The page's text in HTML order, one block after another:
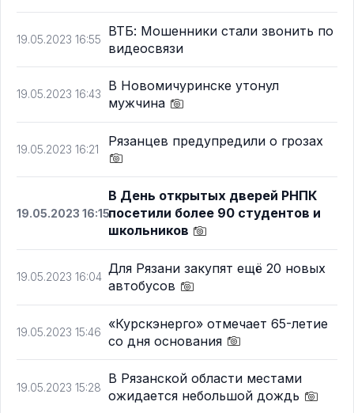
19.05.2023 16:55
ВТБ: Мошенники стали звонить по
видеосвязи
19.05.2023 16:43
В Новомичуринске утонул
мужчина
19.05.2023 16:21
Рязанцев предупредили о грозах
19.05.2023 16:15
В День открытых дверей РНПК
посетили более 90 студентов и
школьников
19.05.2023 16:04
Для Рязани закупят ещё 20 новых
автобусов
19.05.2023 15:46
«Курскэнерго» отмечает 65-летие
со дня основания
19.05.2023 15:28
В Рязанской области местами
ожидается небольшой дождь